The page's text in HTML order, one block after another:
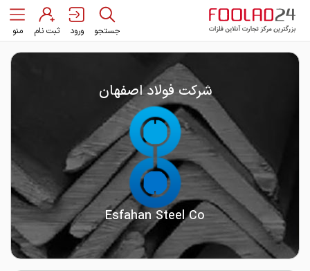
جستجو ورود ثبت نام منو
شرکت فولاد اصفهان
Esfahan Steel Co